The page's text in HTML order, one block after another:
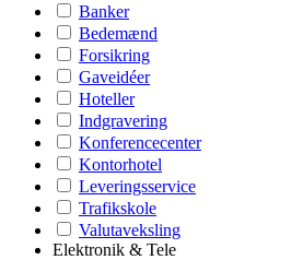
Banker
Bedemænd
Forsikring
Gaveidéer
Hoteller
Indgravering
Konferencecenter
Kontorhotel
Leveringsservice
Trafikskole
Valutaveksling
Elektronik & Tele